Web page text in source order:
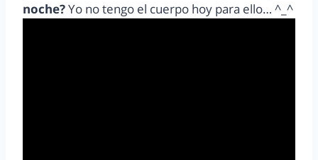
noche?Yo no tengo el cuerpo hoy para ello… ^_^